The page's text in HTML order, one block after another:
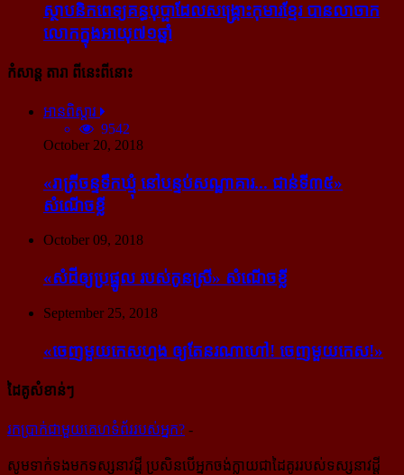
ស្ថាបនិក​ពេទ្យ​គន្ធបុប្ផា​ដែល​សង្គ្រោះ​កុមារ​ខ្មែរ​ បាន​លាចាក​
លោក​ក្នុង​អាយុ​៧១ឆ្នាំ
កំសាន្ដ តារា ពីនេះពីនោះ
អានពិស្ដារ
9542
October 20, 2018
«រាត្រីចន្ទទឹកឃ្មុំ នៅបន្ទប់សណ្ឋាគារ... ជាន់ទី៣៥»
សំណើចខ្លី
October 09, 2018
«សំដី​ឲ្យ​ប្រផ្នូល របស់​កូនស្រី» សំណើចខ្លី
September 25, 2018
«ចេញ​មួយ​កេស​ហ្មង ឲ្យ​តែ​នរណា​ហៅ! ចេញ​មួយ​កេស!»
ដៃគូសំខាន់ៗ
រក​​ប្រាក់​​ជា​​មួយ​​គេហទំព័រ​​របស់​​អ្នក? -
សូម​ទាក់ទង​មក​ទស្សនាវដ្ដី ប្រសិន​បើ​អ្នក​ចង់​ក្លាយ​ជា​ដៃគូរ​របស់​ទស្សនាវដ្ដី​